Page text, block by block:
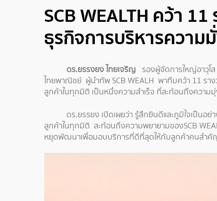
SCB WEALTH คว้า
ธุรกิจการบริหารควา
ดร.ยรรงยง ไทยเจริญ รองผู้จัดการใหญ่อาวุโ
ไทยพาณิชย์ ผู้นำทัพ SCB WEALH พาทีมคว้า 11 รา
ลูกค้าในทุกมิติ เป็นหนึ่งความสำเร็จ ที่สะท้อนถึงความ
ดร.ยรรยง เปิดเผยว่า รู้สึกยินดีและภูมิใจเป็น
ลูกค้าในทุกมิติ สะท้อนถึงความพยายามของSCB
หยุดพัฒนาเพื่อมอบบริการที่ดีที่สุดให้กับลูกค้าคนสำคั